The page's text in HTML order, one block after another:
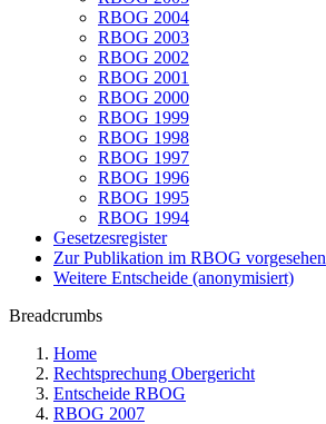
RBOG 2004
RBOG 2003
RBOG 2002
RBOG 2001
RBOG 2000
RBOG 1999
RBOG 1998
RBOG 1997
RBOG 1996
RBOG 1995
RBOG 1994
Gesetzesregister
Zur Publikation im RBOG vorgesehen
Weitere Entscheide (anonymisiert)
Breadcrumbs
Home
Rechtsprechung Obergericht
Entscheide RBOG
RBOG 2007